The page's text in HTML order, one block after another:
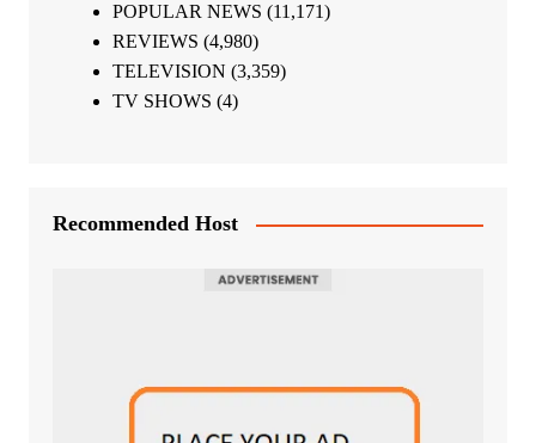
POPULAR NEWS (11,171)
REVIEWS (4,980)
TELEVISION (3,359)
TV SHOWS (4)
Recommended Host